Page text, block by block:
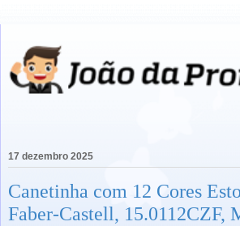
17 dezembro 2025
Canetinha com 12 Cores
Faber-Castell, 15.0112CZF,